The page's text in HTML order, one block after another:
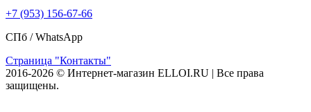
+7 (953) 156-67-66
СПб /WhatsApp
Страница "Контакты"
2016-2026 © Интернет-магазин ELLOI.RU | Все права
защищены.